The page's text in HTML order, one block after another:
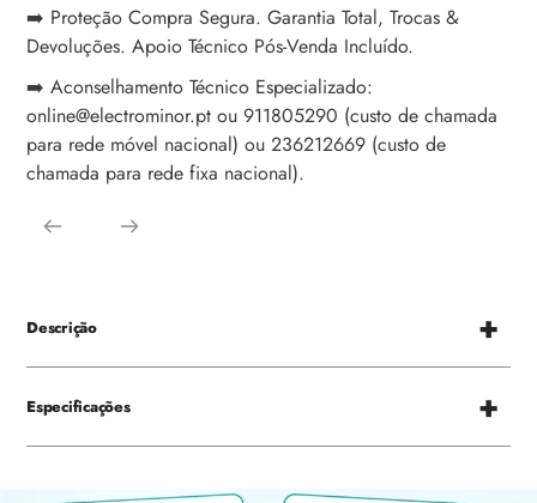
➡️ Proteção Compra Segura. Garantia Total, Trocas &
Devoluções. Apoio Técnico Pós-Venda Incluído.
➡️ Aconselhamento Técnico Especializado:
online@electrominor.pt ou 911805290 (custo de chamada
para rede móvel nacional) ou 236212669 (custo de
chamada para rede fixa nacional).
Descrição
Especificações